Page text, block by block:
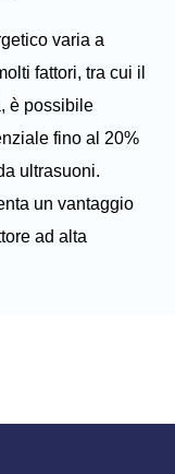
varia a
fattori, tra cui il
è possibile
fino al 20%
ultrasuoni.
un vantaggio
ad alta